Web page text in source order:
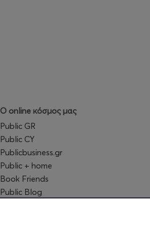
Ο online κόσμος μας
Public GR
Public CY
Publicbusiness.gr
Public + home
Book Friends
Public Blog